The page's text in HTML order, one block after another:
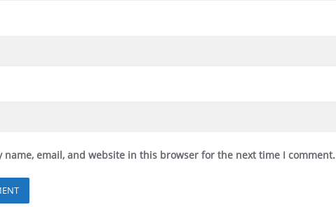
name, email, and website in this browser for the next time I comment.